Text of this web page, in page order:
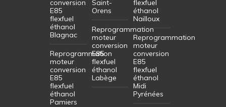
conversion
E85
flexfuel
éthanol
Blagnac
Reprogrammation
moteur
conversion
E85
flexfuel
éthanol
Pamiers
Saint-
Orens
Reprogrammation
moteur
conversion
E85
flexfuel
éthanol
Labège
flexfuel
éthanol
Nailloux
Reprogrammation
moteur
conversion
E85
flexfuel
éthanol
Midi
Pyrénées